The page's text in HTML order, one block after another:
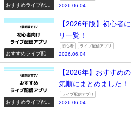
おすすめライブ配信
2026.06.04
おすすめライブ配信
【2026年版】初心者
リ一覧！
初心者 ライブ配信アプリ
2026.06.04
おすすめライブ配信
【2026年】おすすめ
気順にまとめました！
ライブ配信アプリ
2026.06.04